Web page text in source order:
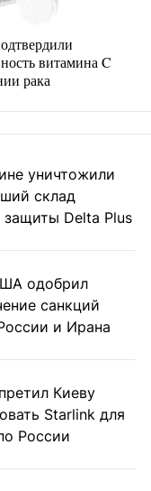
витамина C
рака
уничтожили
склад
защиты Delta Plus
одобрил
санкций
и Ирана
Киеву
Starlink для
России